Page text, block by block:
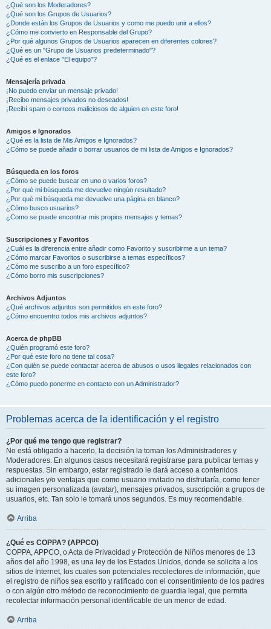
¿Qué son los Moderadores?
¿Qué son los Grupos de Usuarios?
¿Donde están los Grupos de Usuarios y como me puedo unir a ellos?
¿Cómo me convierto en Responsable del Grupo?
¿Por qué algunos Grupos de Usuarios aparecen en diferentes colores?
¿Qué es un "Grupo de Usuarios predeterminado"?
¿Qué es el enlace "El equipo"?
Mensajería privada
¡No puedo enviar un mensaje privado!
¡Recibo mensajes privados no deseados!
¡Recibí spam o correos maliciosos de alguien en este foro!
Amigos e Ignorados
¿Qué es la lista de Mis Amigos e Ignorados?
¿Cómo se puede añadir o borrar usuarios de mi lista de Amigos e Ignorados?
Búsqueda en los foros
¿Cómo se puede buscar en uno o varios foros?
¿Por qué mi búsqueda me devuelve ningún resultado?
¿Por qué mi búsqueda me devuelve una página en blanco?
¿Cómo busco usuarios?
¿Como se puede encontrar mis propios mensajes y temas?
Suscripciones y Favoritos
¿Cuál es la diferencia entre añadir como Favorito y suscribirme a un tema?
¿Cómo marcar Favoritos o suscribirse a temas específicos?
¿Cómo me suscribo a un foro específico?
¿Cómo borro mis suscripciones?
Archivos Adjuntos
¿Qué archivos adjuntos son permitidos en este foro?
¿Cómo encuentro todos mis archivos adjuntos?
Acerca de phpBB
¿Quién programó este foro?
¿Por qué este foro no tiene tal cosa?
¿Con quién se puede contactar acerca de abusos o usos ilegales relacionados con
este foro?
¿Cómo puedo ponerme en contacto con un Administrador?
Problemas acerca de la identificación y el registro
¿Por qué me tengo que registrar?
No está obligado a hacerlo, la decisión la toman los Administradores y
Moderadores. En algunos casos necesitará registrarse para publicar temas y
respuestas. Sin embargo, estar registrado le dará acceso a contenidos
adicionales y/o ventajas que como usuario invitado no disfrutaría, como tener
su imagen personalizada (avatar), mensajes privados, suscripción a grupos de
usuarios, etc. Tan solo le tomará unos segundos. Es muy recomendable.
Arriba
¿Qué es COPPA? (APPCO)
COPPA, APPCO, o Acta de Privacidad y Protección de Niños menores de 13
años del año 1998, es una ley de los Estados Unidos, donde se solicita a los
sitios de Internet, los cuales son potenciales recolectores de información, que
el registro de niños sea escrito y ratificado con el consentimiento de los padres
o con algún otro método de reconocimiento de guardia legal, que permita
recolectar información personal identificable de un menor de edad.
Arriba